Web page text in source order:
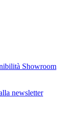
Showroom
newsletter